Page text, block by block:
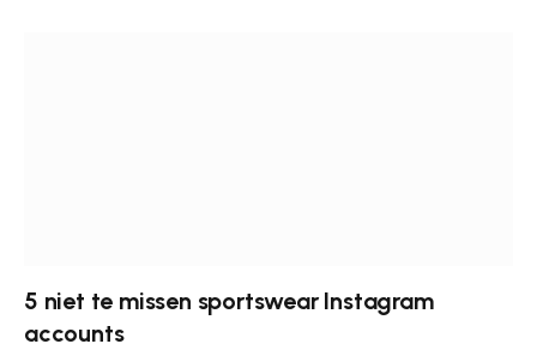
5 niet te missen sportswear Instagram
accounts